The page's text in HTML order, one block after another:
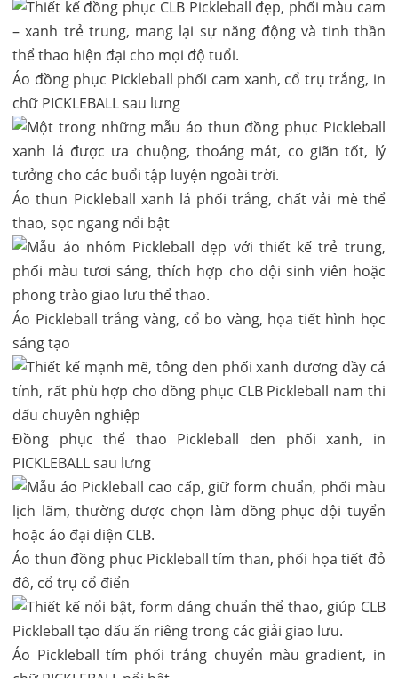
Áo đồng phục Pickleball phối cam xanh, cổ trụ trắng, in
chữ PICKLEBALL sau lưng
Áo thun Pickleball xanh lá phối trắng, chất vải mè thể
thao, sọc ngang nổi bật
Áo Pickleball trắng vàng, cổ bo vàng, họa tiết hình học
sáng tạo
Đồng phục thể thao Pickleball đen phối xanh, in
PICKLEBALL sau lưng
Áo thun đồng phục Pickleball tím than, phối họa tiết đỏ
đô, cổ trụ cổ điển
Áo Pickleball tím phối trắng chuyển màu gradient, in